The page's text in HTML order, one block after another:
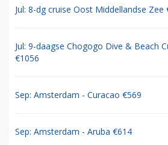
Jul: 8-dg cruise Oost Middellandse Zee
Jul: 9-daagse Chogogo Dive & Beach
€1056
Sep: Amsterdam - Curacao €569
Sep: Amsterdam - Aruba €614